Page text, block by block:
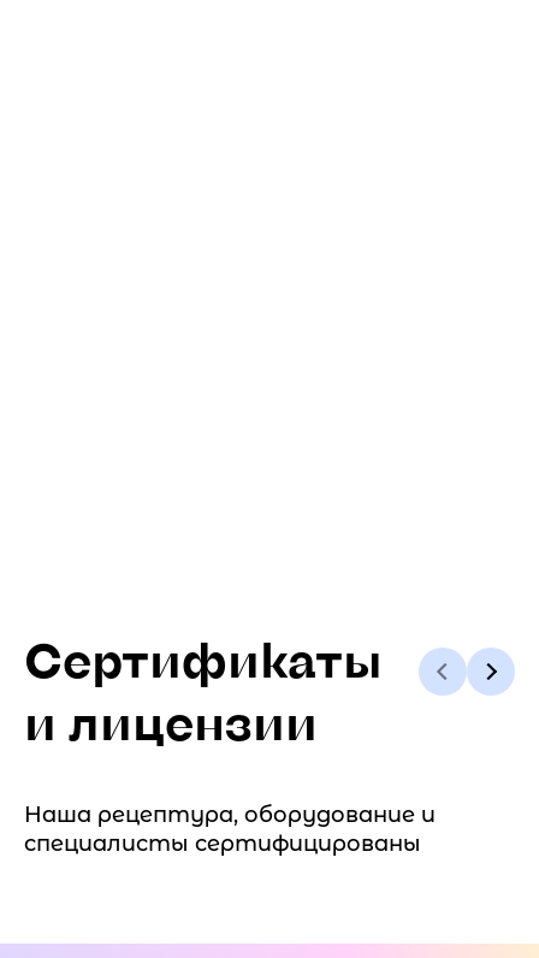
Сертификаты
и лицензии
Наша рецептура, оборудование и
специалисты сертифицированы